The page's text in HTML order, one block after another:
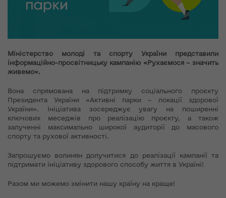
Міністерство молоді та спорту України представили
інформаційно-просвітницьку кампанію «Рухаємося – значить
живемо».
Вона спрямована на підтримку соціального проєкту
Президента України «Активні парки – локації здорової
України». Ініціатива зосереджує увагу на поширенні
ключових меседжів про реалізацію проєкту, а також
залученні максимально широкої аудиторії до масового
спорту та рухової активності.
Запрошуємо волинян долучитися до реалізації кампанії та
підтримати ініціативу здорового способу життя в Україні!
Разом ми можемо змінити нашу країну на краще!